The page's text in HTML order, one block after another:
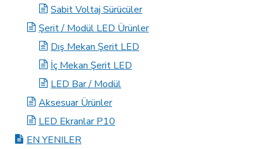
Sabit Voltaj Sürücüler
Şerit / Modül LED Ürünler
Dış Mekan Şerit LED
İç Mekan Şerit LED
LED Bar / Modül
Aksesuar Ürünler
LED Ekranlar P10
EN YENILER